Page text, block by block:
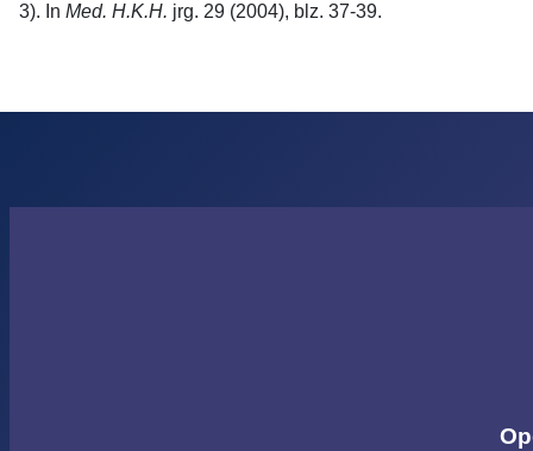
3). In Med. H.K.H. jrg. 29 (2004), blz. 37-39.